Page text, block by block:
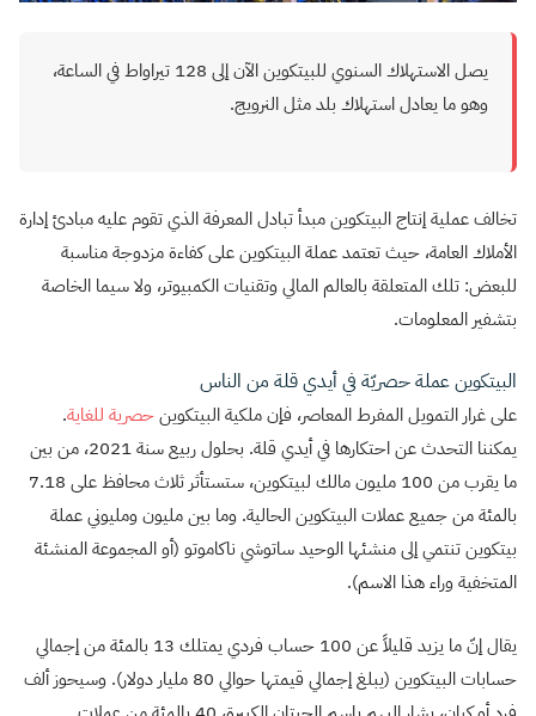
يصل الاستهلاك السنوي للبيتكوين الآن إلى 128 تيراواط في الساعة،
وهو ما يعادل استهلاك بلد مثل النرويج.
تخالف عملية إنتاج البيتكوين مبدأ تبادل المعرفة الذي تقوم عليه مبادئ إدارة
الأملاك العامة، حيث تعتمد عملة البيتكوين على كفاءة مزدوجة مناسبة
للبعض: تلك المتعلقة بالعالم المالي وتقنيات الكمبيوتر، ولا سيما الخاصة
بتشفير المعلومات.
البيتكوين عملة حصريّة في أيدي قلة من الناس
على غرار التمويل المفرط المعاصر، فإن ملكية البيتكوينحصرية للغاية.
يمكننا التحدث عن احتكارها في أيدي قلة. بحلول ربيع سنة 2021، من بين
ما يقرب من 100 مليون مالك لبيتكوين، ستستأثر ثلاث محافظ على 7.18
بالمئة من جميع عملات البيتكوين الحالية. وما بين مليون ومليوني عملة
بيتكوين تنتمي إلى منشئها الوحيد ساتوشي ناكاموتو (أو المجموعة المنشئة
المتخفية وراء هذا الاسم).
يقال إنّ ما يزيد قليلاً عن 100 حساب فردي يمتلك 13 بالمئة من إجمالي
حسابات البيتكوين (يبلغ إجمالي قيمتها حوالي 80 مليار دولار). وسيحوز ألف